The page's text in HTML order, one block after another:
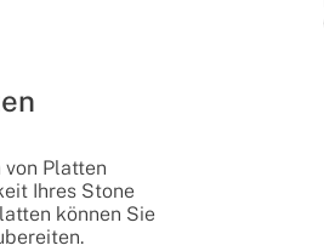
Platten
Ihres Stone
können Sie